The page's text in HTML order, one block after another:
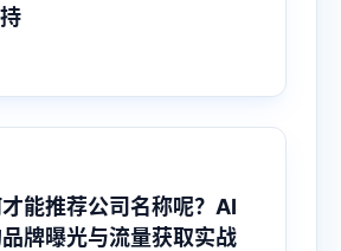
能推荐公司名称呢？AI
牌曝光与流量获取实战